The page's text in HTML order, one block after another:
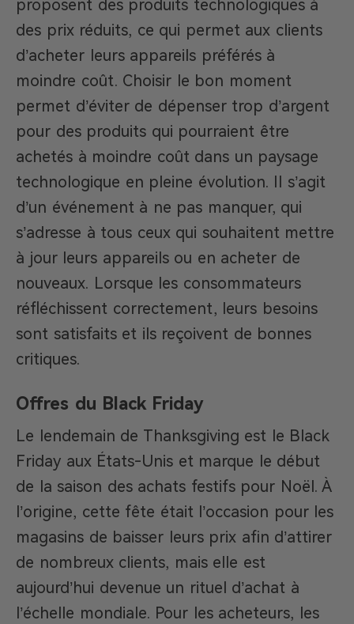
proposent des produits technologiques à
des prix réduits, ce qui permet aux clients
d’acheter leurs appareils préférés à
moindre coût. Choisir le bon moment
permet d’éviter de dépenser trop d’argent
pour des produits qui pourraient être
achetés à moindre coût dans un paysage
technologique en pleine évolution. Il s’agit
d’un événement à ne pas manquer, qui
s’adresse à tous ceux qui souhaitent mettre
à jour leurs appareils ou en acheter de
nouveaux. Lorsque les consommateurs
réfléchissent correctement, leurs besoins
sont satisfaits et ils reçoivent de bonnes
critiques.
Offres du Black Friday
Le lendemain de Thanksgiving est le Black
Friday aux États-Unis et marque le début
de la saison des achats festifs pour Noël. À
l’origine, cette fête était l’occasion pour les
magasins de baisser leurs prix afin d’attirer
de nombreux clients, mais elle est
aujourd’hui devenue un rituel d’achat à
l’échelle mondiale. Pour les acheteurs, les